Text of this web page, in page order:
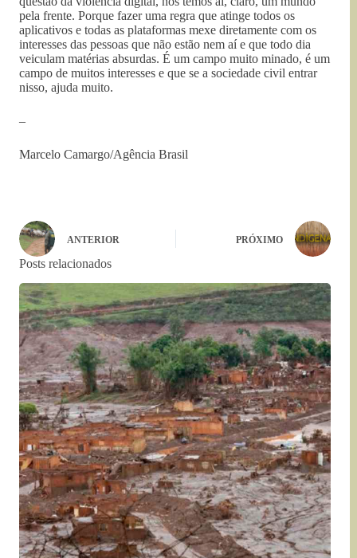
pela frente. Porque fazer uma regra que atinge todos os
aplicativos e todas as plataformas mexe diretamente com os
interesses das pessoas que não estão nem aí e que todo dia
veiculam matérias absurdas. É um campo muito minado, é um
campo de muitos interesses e que se a sociedade civil entrar
nisso, ajuda muito.
–
Marcelo Camargo/Agência Brasil
ANTERIOR PRÓXIMO
Posts relacionados